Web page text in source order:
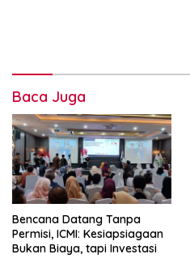
Baca Juga
Bencana Datang Tanpa
Permisi, ICMI: Kesiapsiagaan
Bukan Biaya, tapi Investasi